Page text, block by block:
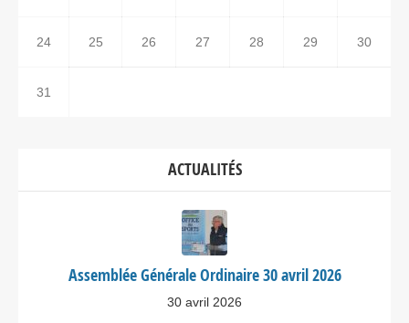
24 25 26 27 28 29 30
31
ACTUALITÉS
Assemblée Générale Ordinaire 30 avril 2026
30 avril 2026